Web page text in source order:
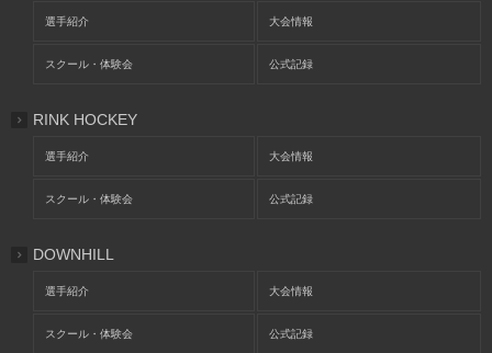
選手紹介 大会情報
スクール・体験会 公式記録
RINK HOCKEY
選手紹介 大会情報
スクール・体験会 公式記録
DOWNHILL
選手紹介 大会情報
スクール・体験会 公式記録